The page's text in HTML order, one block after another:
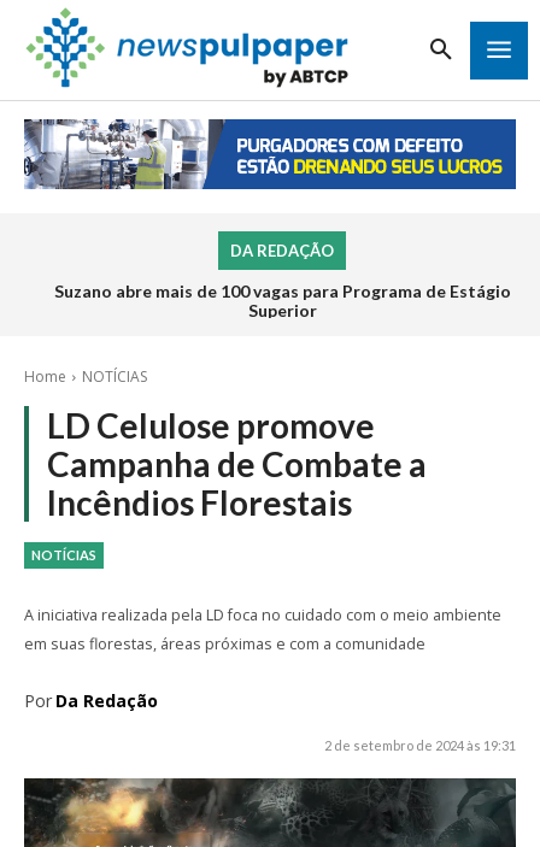
DA REDAÇÃO
Suzano abre mais de 100 vagas para Programa de Estágio
Superior
Home NOTÍCIAS
LD Celulose promove
Campanha de Combate a
Incêndios Florestais
NOTÍCIAS
A iniciativa realizada pela LD foca no cuidado com o meio ambiente
em suas florestas, áreas próximas e com a comunidade
Por Da Redação
2 de setembro de 2024 às 19:31